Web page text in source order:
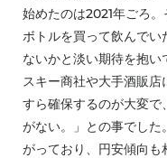
始めたのは2021年ごろ
ボトルを買って飲んで
ないかと淡い期待を抱い
スキー商社や大手酒販
すら確保するのが大変
がない。」との事でし
がっており、円安傾向も